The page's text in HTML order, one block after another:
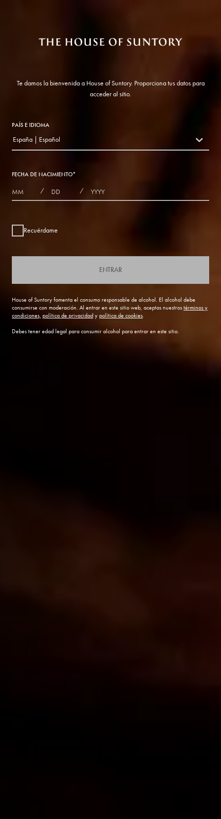
Te damos la bienvenida a House of Suntory. Proporciona tus datos para
acceder al sitio.
PAÍS E IDIOMA
countryDropdown
España | Español
FECHA DE NACIMIENTO*
MONTHS
/ DAYS / YEAR
Recuérdame
ENTRAR
House of Suntory fomenta el consumo responsable de alcohol. El alcohol debe
consumirse con moderación. Al entrar en este sitio web, aceptas nuestros términos y
condiciones, política de privacidad y política de cookies.
Debes tener edad legal para consumir alcohol para entrar en este sitio.